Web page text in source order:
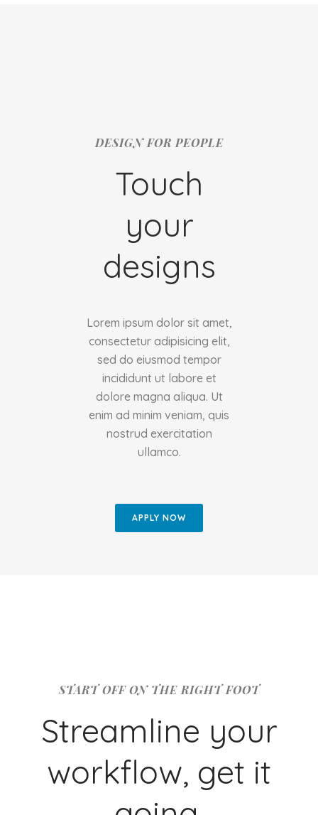
DESIGN FOR PEOPLE
Touch
your
designs
Lorem ipsum dolor sit amet,
consectetur adipisicing elit,
sed do eiusmod tempor
incididunt ut labore et
dolore magna aliqua. Ut
enim ad minim veniam, quis
nostrud exercitation
ullamco.
APPLY NOW
START OFF ON THE RIGHT FOOT
Streamline your
workflow, get it